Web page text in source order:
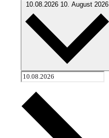
10.08.2026 10. August 2026